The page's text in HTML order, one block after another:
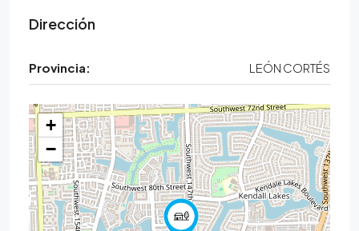
Dirección
Provincia: LEÓN CORTÉS
+
−